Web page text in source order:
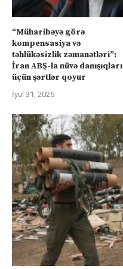
“Müharibəyə görə
kompensasiya və
təhlükəsizlik zəmanətləri”:
İran ABŞ-la nüvə danışıqları
üçün şərtlər qoyur
İyul 31, 2025